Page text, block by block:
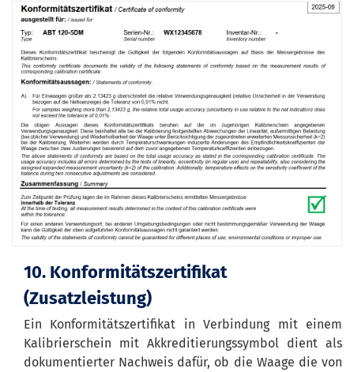
10. Konformitätszertifikat
(Zusatzleistung)
Ein Konformitätszertifikat in Verbindung mit einem
Kalibrierschein mit Akkreditierungssymbol dient als
dokumentierter Nachweis dafür, ob die Waage die von